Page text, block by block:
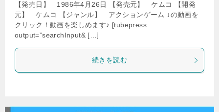
【発売日】 1986年4月26日 【発売元】 ケムコ 【開発
元】 ケムコ 【ジャンル】 アクションゲーム ↓の動画を
クリック！動画を楽しめます♪ [tubepress
output=”searchInput& […]
続きを読む